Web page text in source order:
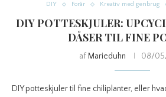
DIY Forår Kreativ med genbrug
DIY POTTESKJULER:
DÅSER TIL FINE
af Marieduhn 08/
DIY potteskjuler til fine chiliplanter, eller